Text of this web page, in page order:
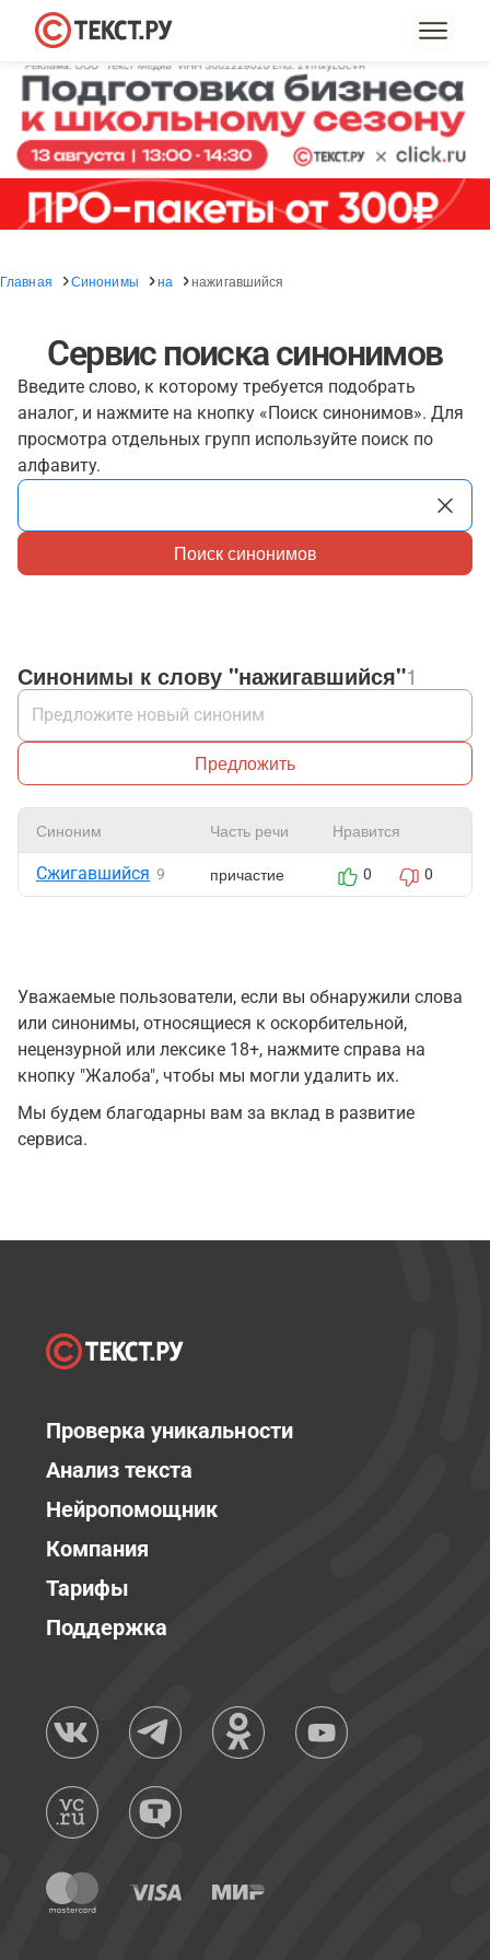
Главная Синонимы на нажигавшийся
Сервис поиска синонимов
Введите слово, к которому требуется подобрать
аналог, и нажмите на кнопку «Поиск синонимов». Для
просмотра отдельных групп используйте поиск по
алфавиту.
Поиск синонимов
Синонимы к слову "нажигавшийся"1
Предложить
Синоним Часть речи Нравится
Сжигавшийся 9 причастие 0 0
Уважаемые пользователи, если вы обнаружили слова
или синонимы, относящиеся к оскорбительной,
нецензурной или лексике 18+, нажмите справа на
кнопку "Жалоба", чтобы мы могли удалить их.
Мы будем благодарны вам за вклад в развитие
сервиса.
Проверка уникальности
Анализ текста
Нейропомощник
Компания
Тарифы
Поддержка